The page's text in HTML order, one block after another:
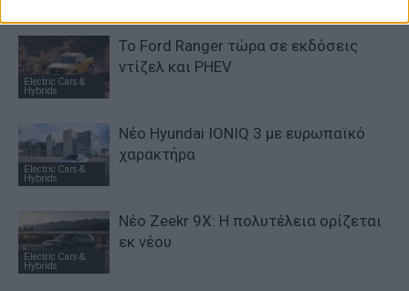
Electric Cars &
Hybrids
Το Ford Ranger τώρα σε εκδόσεις
ντίζελ και PHEV
Electric Cars &
Hybrids
Νέο Hyundai IONIQ 3 με ευρωπαϊκό
χαρακτήρα
Electric Cars &
Hybrids
Νέο Zeekr 9X: Η πολυτέλεια ορίζεται
εκ νέου